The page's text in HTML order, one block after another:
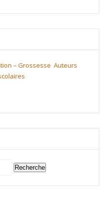
– Grossesse Auteurs
Recherche